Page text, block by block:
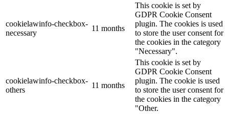
cookielawinfo-checkbox-
necessary
11 months
This cookie is set by
GDPR Cookie Consent
plugin. The cookies is used
to store the user consent for
the cookies in the category
"Necessary".
cookielawinfo-checkbox-
others
11 months
This cookie is set by
GDPR Cookie Consent
plugin. The cookie is used
to store the user consent for
the cookies in the category
"Other.